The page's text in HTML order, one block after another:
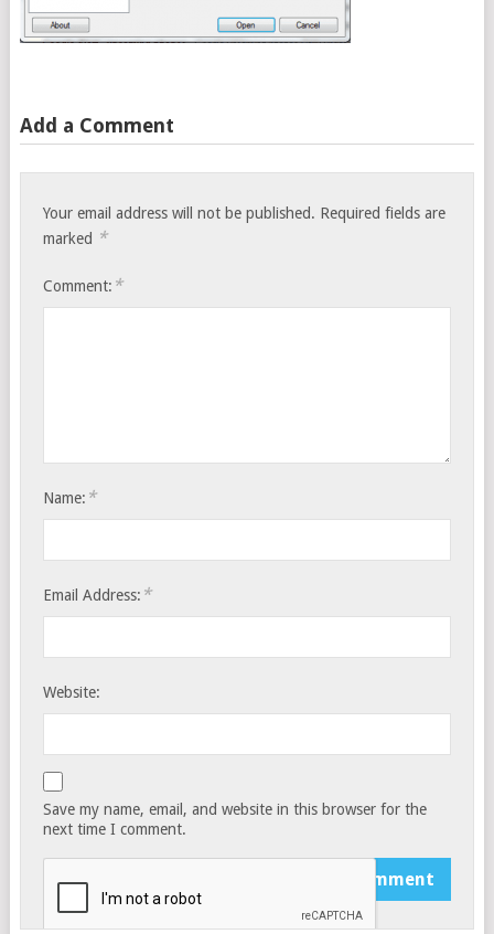
Add a Comment
Your email address will not be published. Required fields are
marked *
Comment: *
Name: *
Email Address: *
Website:
Save my name, email, and website in this browser for the
next time I comment.